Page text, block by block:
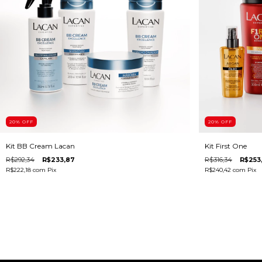
20% OFF
Kit BB Cream Lacan
R$292,34 R$233,87
R$222,18 com Pix
20% OFF
Kit First One
R$316,34
R$240,42 com Pix